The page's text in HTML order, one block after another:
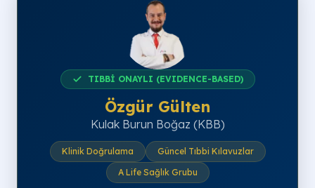
TIBBİ ONAYLI (EVIDENCE-BASED)
Özgür Gülten
Kulak Burun Boğaz (KBB)
Klinik Doğrulama
Güncel Tıbbi Kılavuzlar
A Life Sağlık Grubu